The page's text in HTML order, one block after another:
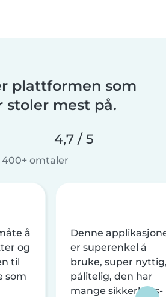
plattformen som
stoler mest på.
4,7 / 5
400+ omtaler
å
og
til
som
Denne
er superenkel å
bruke, super
pålitelig, den har
mange sikkerhets-